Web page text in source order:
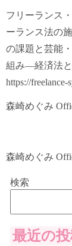
フリーランス
ーランス法の
の課題と芸能
組み―経済法
https://freelance-
森崎めぐみ
森崎めぐみ
検索
最近の